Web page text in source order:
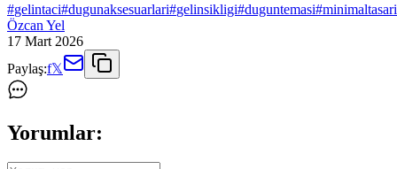
#gelintaci#dugunaksesuarlari#gelinsikligi#duguntemasi#
Özcan Yel
17 Mart 2026
Paylaş:f𝕏
Yorumlar: